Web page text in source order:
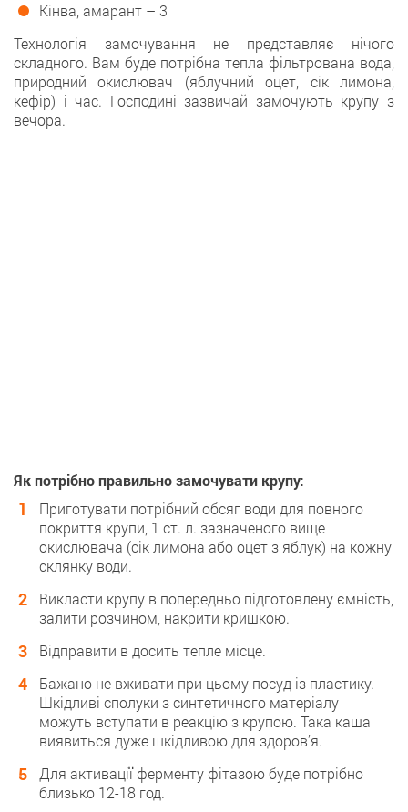
Кінва, амарант – 3
Технологія замочування не представляє нічого
складного. Вам буде потрібна тепла фільтрована вода,
природний окислювач (яблучний оцет, сік лимона,
кефір) і час. Господині зазвичай замочують крупу з
вечора.
Як потрібно правильно замочувати крупу:
Приготувати потрібний обсяг води для повного
покриття крупи, 1 ст. л. зазначеного вище
окислювача (сік лимона або оцет з яблук) на кожну
склянку води.
Викласти крупу в попередньо підготовлену ємність,
залити розчином, накрити кришкою.
Відправити в досить тепле місце.
Бажано не вживати при цьому посуд із пластику.
Шкідливі сполуки з синтетичного матеріалу
можуть вступати в реакцію з крупою. Така каша
виявиться дуже шкідливою для здоров’я.
Для активації ферменту фітазою буде потрібно
близько 12-18 год.